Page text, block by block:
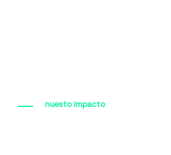
nuesto impacto